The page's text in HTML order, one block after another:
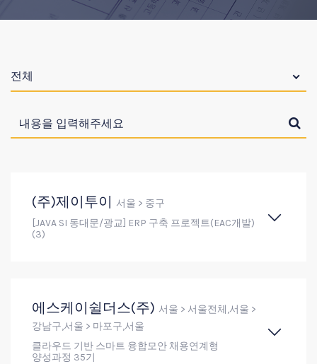
전체
(주)제이투이
서울 > 중구
[JAVA SI 동대문/광교] ERP 구축 프로젝트(EAC개발)
(3)
에스케이쉴더스(주) 서울 > 서울전체,서울 >
강남구,서울 > 마포구,서울
클라우드 기반 스마트 융합모안 채용연계형
양성과정 35기